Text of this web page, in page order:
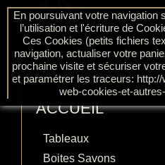

ACCUEIL
Tableaux
Boites Savons
En poursuivant votre navigation
l’utilisation et l'écriture de
Ces Cookies (petits fichiers
navigation, actualiser votre
prochaine visite et sécuriser
et paramétrer les traceurs:
web-cookies-et-